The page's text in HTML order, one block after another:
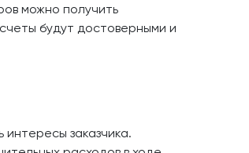
можно получить
будут достоверными и
заказчика.